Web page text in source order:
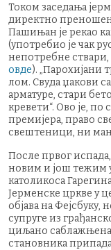
Током заседања
директно
Пашињан је рекао
(употребио је чак
непотребне
овде). „Парохијани
лом. Свуда џакови
арматуре, стари
кревети“. Ово је, по
премијера, право
свештеници, ни
После првог
новим и још тежим
католикоса
Јерменске цркве у
објава на
супруге из
циљано саблажњена
становника